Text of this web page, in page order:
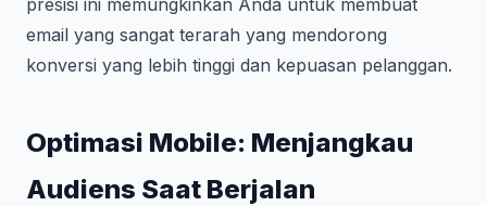
presisi ini memungkinkan Anda untuk membuat
email yang sangat terarah yang mendorong
konversi yang lebih tinggi dan kepuasan pelanggan.
Optimasi Mobile: Menjangkau
Audiens Saat Berjalan